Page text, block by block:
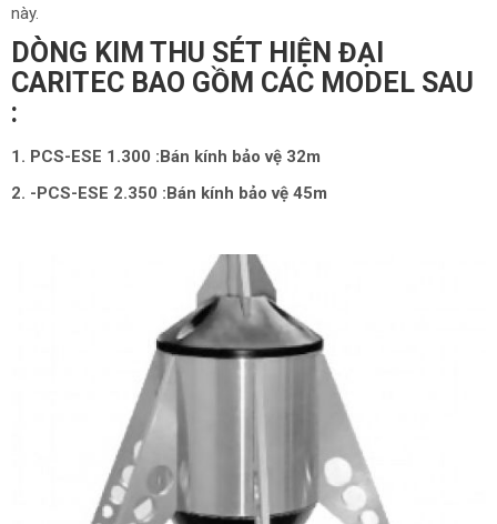
này.
DÒNG KIM THU SÉT HIỆN ĐẠI
CARITEC BAO GỒM CÁC MODEL SAU
:
1. PCS-ESE 1.300 :Bán kính bảo vệ 32m
2. -PCS-ESE 2.350 :Bán kính bảo vệ 45m